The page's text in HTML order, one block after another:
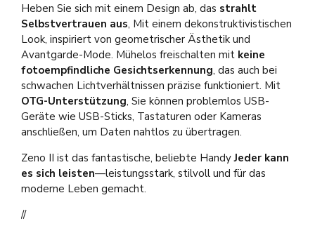
Heben Sie sich mit einem Design ab, das strahlt
Selbstvertrauen aus, Mit einem dekonstruktivistischen
Look, inspiriert von geometrischer Ästhetik und
Avantgarde-Mode. Mühelos freischalten mit keine
fotoempfindliche Gesichtserkennung, das auch bei
schwachen Lichtverhältnissen präzise funktioniert. Mit
OTG-Unterstützung, Sie können problemlos USB-
Geräte wie USB-Sticks, Tastaturen oder Kameras
anschließen, um Daten nahtlos zu übertragen.
Zeno II ist das fantastische, beliebte HandyJeder kann
es sich leisten—leistungsstark, stilvoll und für das
moderne Leben gemacht.
//